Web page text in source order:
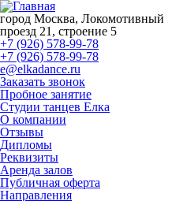
город Москва, Локомотивный
проезд 21, строение 5
+7 (926) 578-99-78
+7 (926) 578-99-78
e@elkadance.ru
Заказать звонок
Пробное занятие
Студии танцев Елка
О компании
Отзывы
Дипломы
Реквизиты
Аренда залов
Публичная оферта
Направления